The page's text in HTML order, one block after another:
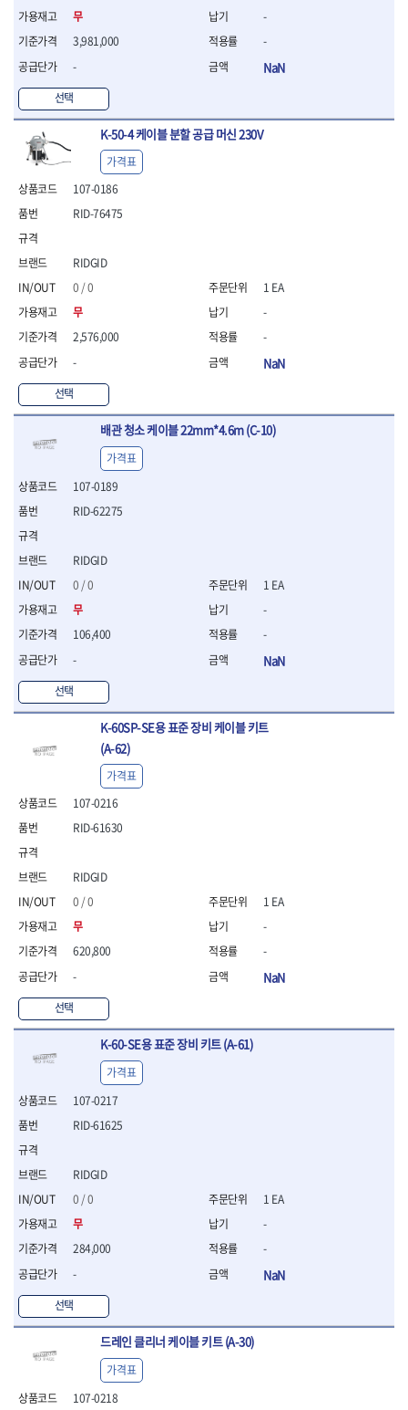
- 볼트세터
- 너트드라이버
- 라쳇렌치
- 임팩엑스트라롱소켓
- 파워렌치
- 드릴척아답타
- 조인트플러그소켓
- 옵셋렌치
- 파워렌치
- 토크아답타
- 비트소켓세트
- 포지비트
- 임팩별비트
- 임팩일자비트
- 임팩포지비트
- 임팩십자비트
- 십자비트
- 임팩별비트소켓
- 임팩XZN비트소켓
- 십자비트소켓
- XZN비트
- 라쳇핸들세트
- 사각비트
- 토크드라이버
- 포지비트소켓
- 임팩포지비트소켓
플라이어,몽키,스패너
- 뻰치
- 편구스패너
- 플라이어
- 롱노우즈
- 스냅링플라이어
- 그룹조인트플라이어
- 케이블커터
- 니퍼 외
- 옵셋렌치
- 콤비네이션렌치
- 양구스패너
- 라쳇콤비네이션렌치
- 플레어너트렌치
- 양구스패너세트
- 옵셋렌치세트
- 라쳇콤비네이션렌치세
- 몽키스패너
- 라쳇콤비네이션세트
- 멀티플라이어
- 미니라쳇세트
- 기타
- 라쳇 드라이버
- 라쳇스패너
- 스피드렌치
- 모터렌치
- 함마스패너
절연.전설.방폭공구
- 절연옵셋렌치
- 절연연결대
- 절연드라이버
무
3,981,000
-
선택
-
-
NaN
K-50-4 케이블 분할 공급 머신 230V
107-0186
RIDGID
0 / 0
무
2,576,000
-
선택
RID-76475
가격표
1 EA
-
-
NaN
배관 청소 케이블 22mm*4.6m (C-10)
107-0189
RIDGID
0 / 0
무
106,400
-
선택
RID-62275
가격표
1 EA
-
-
NaN
K-60SP-SE용 표준 장비 케이블 키트
(A-62)
107-0216
RIDGID
0 / 0
무
620,800
-
선택
RID-61630
가격표
1 EA
-
-
NaN
K-60-SE용 표준 장비 키트 (A-61)
107-0217
RIDGID
0 / 0
무
284,000
-
선택
RID-61625
가격표
1 EA
-
-
NaN
드레인 클리너 케이블 키트 (A-30)
107-0218
가격표